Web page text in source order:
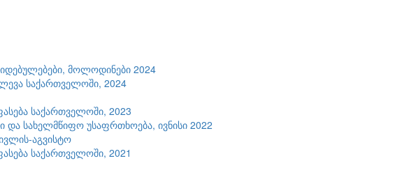
მოლოდინები 2024
საქართველოში, 2024
საქართველოში, 2023
და სახელმწიფო უსაფრთხოება, ივნისი 2022
აგვისტო
საქართველოში, 2021